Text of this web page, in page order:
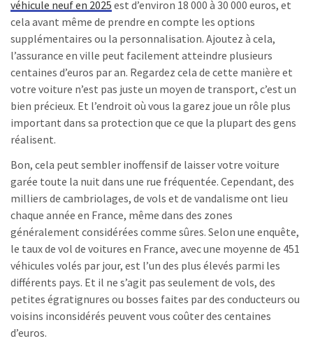
véhicule neuf en 2025 est d’environ 18 000 à 30 000 euros, et
cela avant même de prendre en compte les options
supplémentaires ou la personnalisation. Ajoutez à cela,
l’assurance en ville peut facilement atteindre plusieurs
centaines d’euros par an. Regardez cela de cette manière et
votre voiture n’est pas juste un moyen de transport, c’est un
bien précieux. Et l’endroit où vous la garez joue un rôle plus
important dans sa protection que ce que la plupart des gens
réalisent.
Bon, cela peut sembler inoffensif de laisser votre voiture
garée toute la nuit dans une rue fréquentée. Cependant, des
milliers de cambriolages, de vols et de vandalisme ont lieu
chaque année en France, même dans des zones
généralement considérées comme sûres. Selon une enquête,
le taux de vol de voitures en France, avec une moyenne de 451
véhicules volés par jour, est l’un des plus élevés parmi les
différents pays. Et il ne s’agit pas seulement de vols, des
petites égratignures ou bosses faites par des conducteurs ou
voisins inconsidérés peuvent vous coûter des centaines
d’euros.